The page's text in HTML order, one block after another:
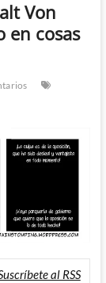
Von
en cosas
al RSS